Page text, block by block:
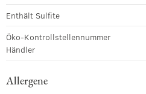
Enthält Sulfite
Öko-Kontrollstellennummer
Händler
Allergene